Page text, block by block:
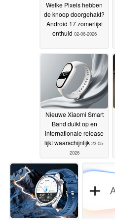
Welke Pixels hebben
de knoop doorgehakt?
Android 17 zomerlijst
onthuld 02-06-2026
Nieuwe Xiaomi Smart
Band duikt op en
internationale release
lijkt waarschijnlijk 23-05-
2026